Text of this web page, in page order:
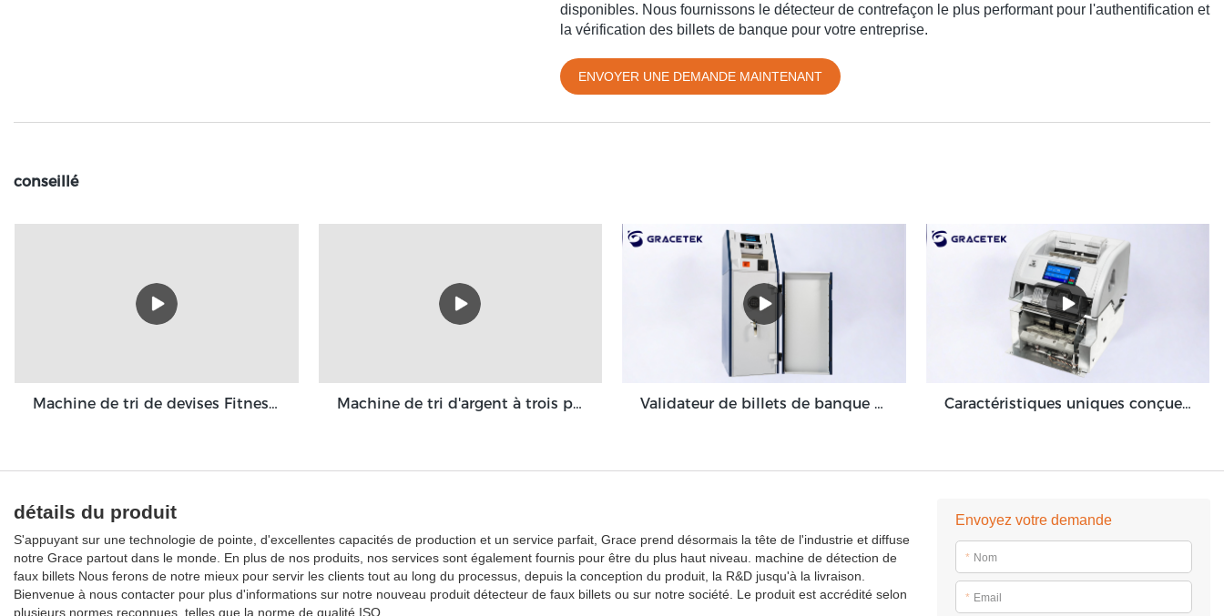
disponibles. Nous fournissons le détecteur de contrefaçon le plus performant pour l'authentification et
la vérification des billets de banque pour votre entreprise.
ENVOYER UNE DEMANDE MAINTENANT
conseillé
Machine de tri de devises Fitness GBS3500 Machine de tri d'argent à trois poches Grace 3 + 1 poche Grace GT-31 Validateur de billets de banque de machine de dépôt en espèces à volume élevé pour l'environnement de back-office GDM-300 Caractéristiques uniques conçues pour optimiser le module de machine de dépôt en espèces Grace GDM100
détails du produit
S'appuyant sur une technologie de pointe, d'excellentes capacités de production et un service parfait, Grace prend désormais la tête de l'industrie et diffuse
notre Grace partout dans le monde. En plus de nos produits, nos services sont également fournis pour être du plus haut niveau. machine de détection de
faux billets Nous ferons de notre mieux pour servir les clients tout au long du processus, depuis la conception du produit, la R&D jusqu'à la livraison.
Bienvenue à nous contacter pour plus d'informations sur notre nouveau produit détecteur de faux billets ou sur notre société. Le produit est accrédité selon
plusieurs normes reconnues, telles que la norme de qualité ISO.
Envoyez votre demande
* Nom
* Email